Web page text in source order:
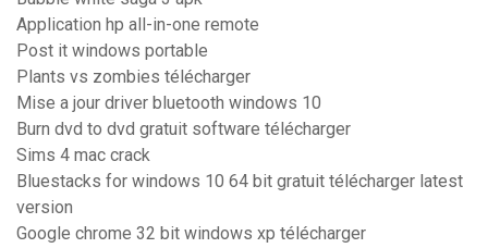
Application hp all-in-one remote
Post it windows portable
Plants vs zombies télécharger
Mise a jour driver bluetooth windows 10
Burn dvd to dvd gratuit software télécharger
Sims 4 mac crack
Bluestacks for windows 10 64 bit gratuit télécharger latest
version
Google chrome 32 bit windows xp télécharger